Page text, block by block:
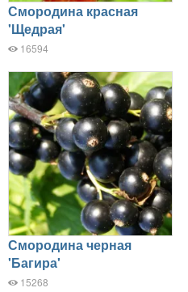
Смородина красная
'Щедрая'
16594
Смородина черная
'Багира'
15268